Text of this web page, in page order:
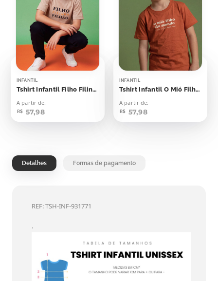
INFANTIL
Tshirt Infantil Filho Filinho Filhão
A partir de:
R$ 57,98
INFANTIL
Tshirt Infantil O Mió Filho do Mundo
A partir de:
R$ 57,98
Detalhes Formas de pagamento
REF: TSH-INF-931771
.